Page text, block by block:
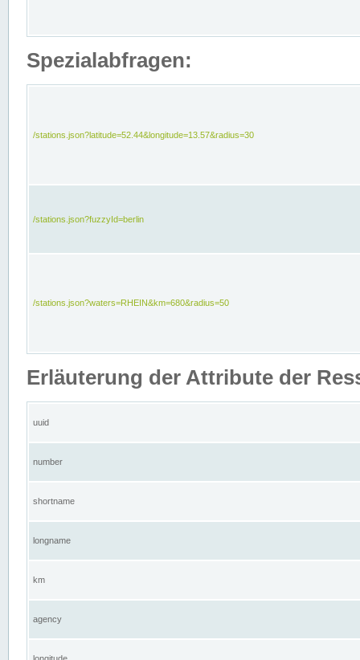
Spezialabfragen:
/stations.json?latitude=52.44&longitude=13.57&radius=30
/stations.json?fuzzyId=berlin
/stations.json?waters=RHEIN&km=680&radius=50
Erläuterung der Attribute der
uuid
number
shortname
longname
km
agency